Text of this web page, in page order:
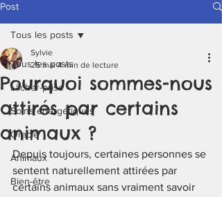
Post
Tous les posts
Lâcher-prise
Soins énergétiques
Oracle
Animaux
Bien-être
Tous les posts
Pourquoi sommes-nous
attirés par certains
animaux ?
Sylvie
25 mai 4 min de lecture
Depuis toujours, certaines personnes se
sentent naturellement attirées par
certains animaux sans vraiment savoir